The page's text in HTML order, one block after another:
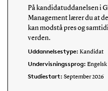
På kandidatuddanelsen i
Management lærer du at
kan modstå pres og
verden.
Uddannelsestype: Kandidat
Undervisningssprog: Engelsk
Studiestart: September 2026